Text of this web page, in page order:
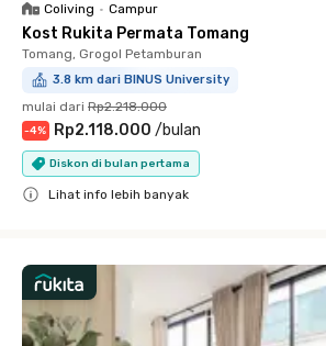
Coliving • Campur
Kost Rukita Permata Tomang
Tomang, Grogol Petamburan
3.8 km dari BINUS University
mulai dari Rp2.218.000
-4% Rp2.118.000 /bulan
Diskon di bulan pertama
Lihat info lebih banyak